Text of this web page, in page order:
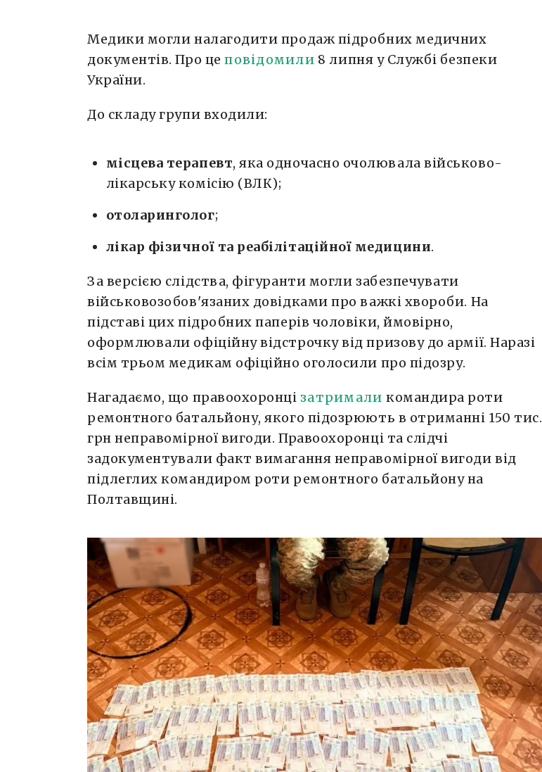
Медики могли налагодити продаж підробних медичних
документів. Про цеповідомили 8 липня у Службі безпеки
України.
До складу групи входили:
місцева терапевт, яка одночасно очолювала військово-
лікарську комісію (ВЛК);
отоларинголог;
лікар фізичної та реабілітаційної медицини.
За версією слідства, фігуранти могли забезпечувати
військовозобов'язаних довідками про важкі хвороби. На
підставі цих підробних паперів чоловіки, ймовірно,
оформлювали офіційну відстрочку від призову до армії. Наразі
всім трьом медикам офіційно оголосили про підозру.
Нагадаємо, що правоохоронці затримали командира роти
ремонтного батальйону, якого підозрюють в отриманні 150 тис.
грн неправомірної вигоди. Правоохоронці та слідчі
задокументували факт вимагання неправомірної вигоди від
підлеглих командиром роти ремонтного батальйону на
Полтавщині.